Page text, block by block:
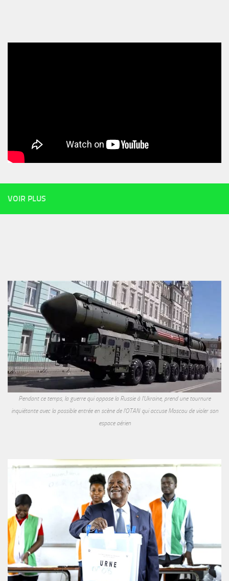
VOIR PLUS
Pendant ce temps, la guerre qui oppose la Russie à l'Ukraine, prend une tournure
inquiétante avec la possible entrée en scène de l'OTAN qui accuse Moscou de violer son
espace aérien